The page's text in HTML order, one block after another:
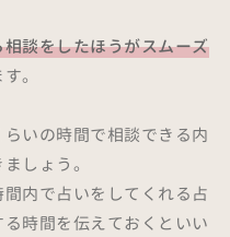
談をしたほうがスムーズ
。
いの時間で相談できる内
しょう。
内で占いをしてくれる占
時間を伝えておくといい